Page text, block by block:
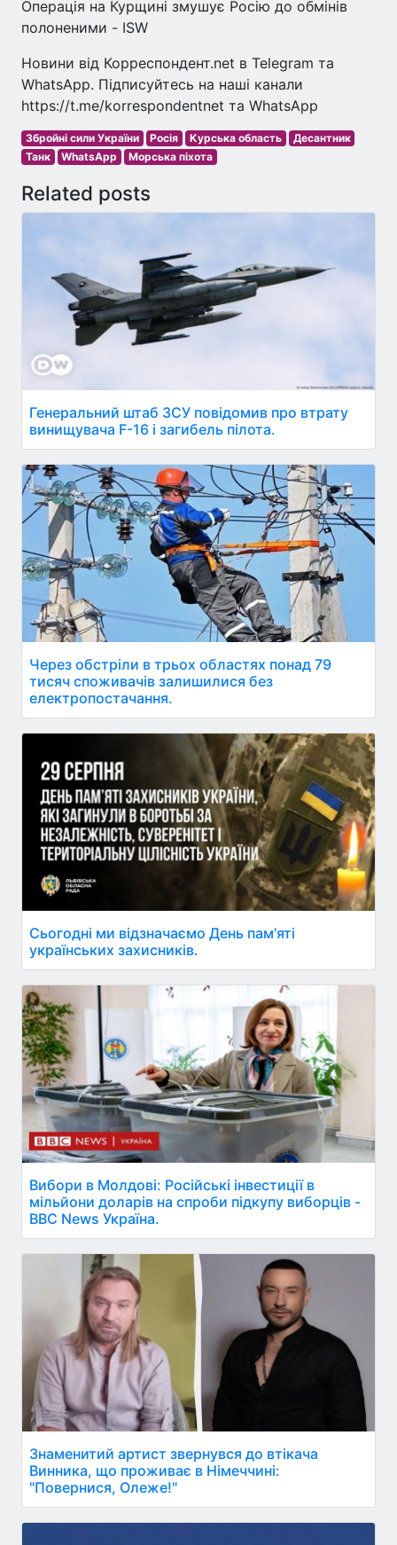
Операція на Курщині змушує Росію до обмінів
полоненими - ISW
Новини від Корреспондент.net в Telegram та
WhatsApp. Підписуйтесь на наші канали
https://t.me/korrespondentnet та WhatsApp
Збройні сили України Росія Курська область
Десантник
Танк
WhatsApp Морська піхота
Related posts
Генеральний штаб ЗСУ повідомив про втрату
винищувача F-16 і загибель пілота.
Через обстріли в трьох областях понад 79
тисяч споживачів залишилися без
електропостачання.
Сьогодні ми відзначаємо День пам'яті
українських захисників.
Вибори в Молдові: Російські інвестиції в
мільйони доларів на спроби підкупу виборців -
BBC News Україна.
Знаменитий артист звернувся до втікача
Винника, що проживає в Німеччині:
"Повернися, Олеже!"